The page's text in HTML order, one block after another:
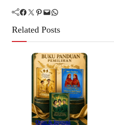
Facebook Twitter Pinterest Mail WhatsApp
Related Posts
Opini & Inspirasi